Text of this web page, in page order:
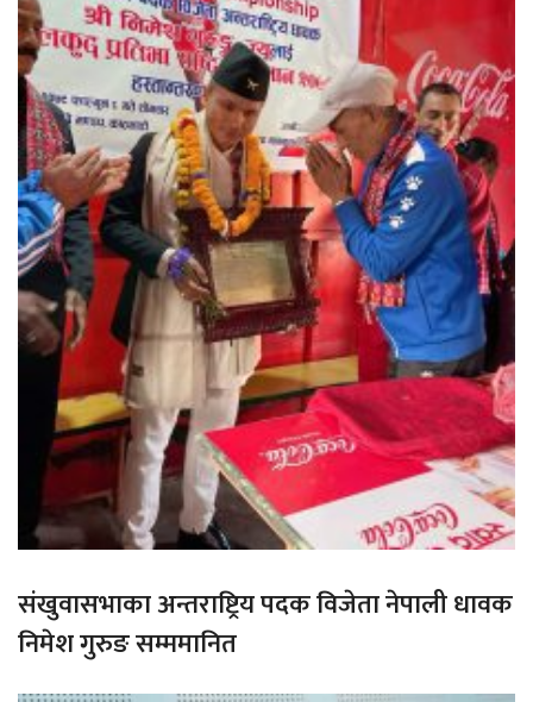
संखुवासभाका अन्तराष्ट्रिय पदक विजेता नेपाली धावक
निमेश गुरुङ सम्ममानित